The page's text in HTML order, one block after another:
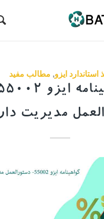
استاندارد ایزو, مطالب مفید
مدیریت